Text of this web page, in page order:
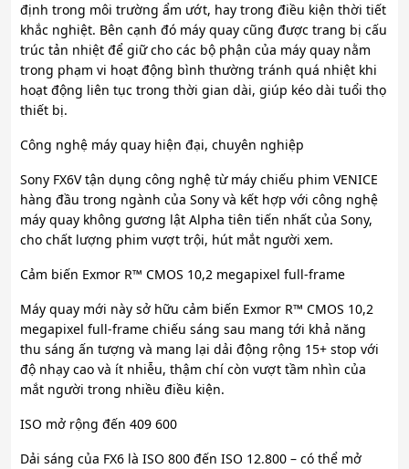
định trong môi trường ẩm ướt, hay trong điều kiện thời tiết
khắc nghiệt. Bên cạnh đó máy quay cũng được trang bị cấu
trúc tản nhiệt để giữ cho các bộ phận của máy quay nằm
trong phạm vi hoạt động bình thường tránh quá nhiệt khi
hoạt động liên tục trong thời gian dài, giúp kéo dài tuổi thọ
thiết bị.
Công nghệ máy quay hiện đại, chuyên nghiệp
Sony FX6V tận dụng công nghệ từ máy chiếu phim VENICE
hàng đầu trong ngành của Sony và kết hợp với công nghệ
máy quay không gương lật Alpha tiên tiến nhất của Sony,
cho chất lượng phim vượt trội, hút mắt người xem.
Cảm biến Exmor R™ CMOS 10,2 megapixel full-frame
Máy quay mới này sở hữu cảm biến Exmor R™ CMOS 10,2
megapixel full-frame chiếu sáng sau mang tới khả năng
thu sáng ấn tượng và mang lại dải động rộng 15+ stop với
độ nhạy cao và ít nhiễu, thậm chí còn vượt tầm nhìn của
mắt người trong nhiều điều kiện.
ISO mở rộng đến 409 600
Dải sáng của FX6 là ISO 800 đến ISO 12.800 – có thể mở